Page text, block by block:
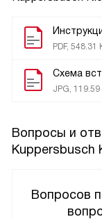
PDF, 548.31
Схема
JPG, 119.59
Вопросы и
Kuppersbusch
Вопросов